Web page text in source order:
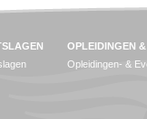
OPLEIDINGEN
Opleidingen- &